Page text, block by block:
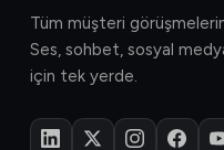
Tüm müşteri
Ses, sohbet, sosyal
için tek yerde.